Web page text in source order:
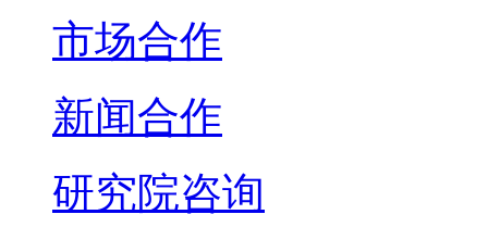
市场合作
新闻合作
研究院咨询